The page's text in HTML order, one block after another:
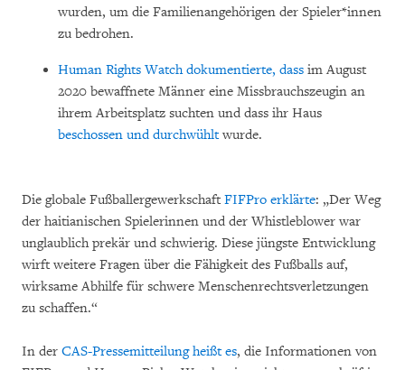
wurden, um die Familienangehörigen der Spieler*innen
zu bedrohen.
Human Rights Watch dokumentierte, dass im August
2020 bewaffnete Männer eine Missbrauchszeugin an
ihrem Arbeitsplatz suchten und dass ihr Haus
beschossen und durchwühltwurde.
Die globale Fußballergewerkschaft FIFPro erklärte: „Der Weg
der haitianischen Spielerinnen und der Whistleblower war
unglaublich prekär und schwierig. Diese jüngste Entwicklung
wirft weitere Fragen über die Fähigkeit des Fußballs auf,
wirksame Abhilfe für schwere Menschenrechtsverletzungen
zu schaffen.“
In der CAS-Pressemitteilung heißt es, die Informationen von